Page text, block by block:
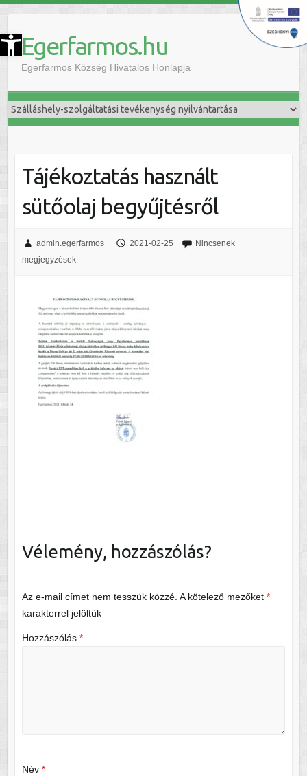
Eszköztár megnyitása Egerfarmos.hu
Egerfarmos Község Hivatalos Honlapja
Tájékoztatás használt
sütőolaj begyűjtésről
admin.egerfarmos 2021-02-25
Nincsenek
megjegyzések
Vélemény, hozzászólás?
Az e-mail címet nem tesszük közzé. A kötelező mezőket *
karakterrel jelöltük
Hozzászólás *
Név *